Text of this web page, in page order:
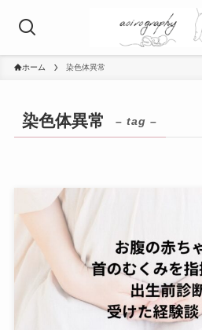
ホーム 染色体異常
染色体異常 – tag –